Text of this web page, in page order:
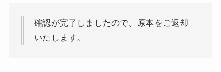
確認が完了しましたので、原本をご返却
いたします。